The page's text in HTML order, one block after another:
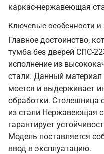
каркас-нержавеющая
Ключевые особенности и
Главное достоинство,
тумба без дверей СПС-
исполнение из
стали. Данный материал
моется и выдерживает
обработки. Столешница
из стали Нержавеющая
гарантирует
Модель поставляется
ввод в эксплуатацию.